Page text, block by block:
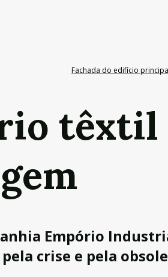
Fachada do edifício
têxtil
Empório
crise e pela